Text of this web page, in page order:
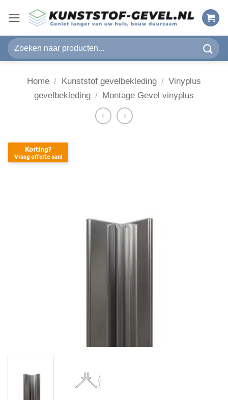
naar
inhoud
Zoeken
naar:
Home / Kunststof gevelbekleding / Vinyplus
gevelbekleding / Montage Gevel vinyplus
Korting?
Vraag offerte aan!